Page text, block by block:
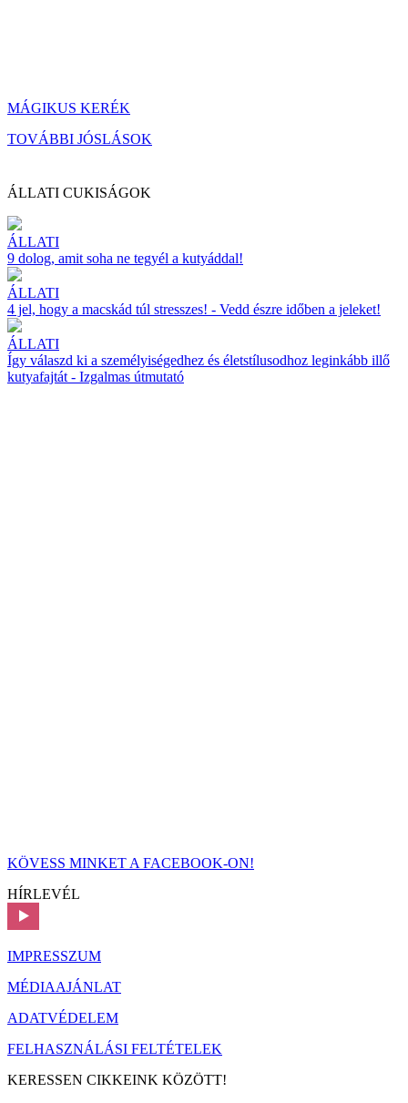
MÁGIKUS KERÉK
TOVÁBBI JÓSLÁSOK
ÁLLATI CUKISÁGOK
ÁLLATI
9 dolog, amit soha ne tegyél a kutyáddal!
ÁLLATI
4 jel, hogy a macskád túl stresszes! - Vedd észre időben a jeleket!
ÁLLATI
Így válaszd ki a személyiségedhez és életstílusodhoz leginkább illő
kutyafajtát - Izgalmas útmutató
KÖVESS MINKET A FACEBOOK-ON!
HÍRLEVÉL
IMPRESSZUM
MÉDIAAJÁNLAT
ADATVÉDELEM
FELHASZNÁLÁSI FELTÉTELEK
KERESSEN CIKKEINK KÖZÖTT!